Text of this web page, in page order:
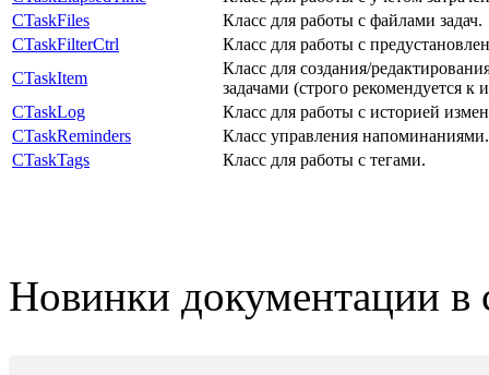
CTaskFiles
Класс для работы с файлами задач.
CTaskFilterCtrl
Класс для работы с
CTaskItem
Класс для создания/
задачами (строго рекомендуется
CTaskLog
Класс для работы с историей
CTaskReminders
Класс управления напоминаниями.
CTaskTags
Класс для работы с тегами.
Новинки документации в